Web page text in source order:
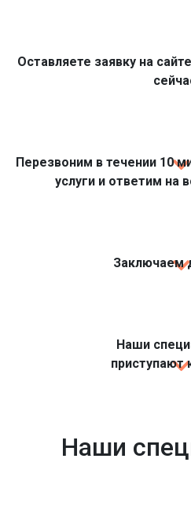
Оставляете заявку на
Перезвоним в течении 10
услуги и ответим на
Заключаем
Наши
приступают
Наши